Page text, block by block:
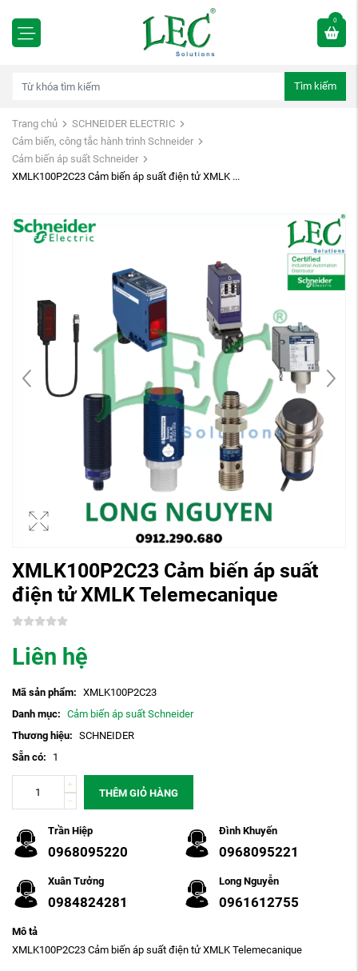
0
Tìm kiếm
Trang chủ
SCHNEIDER ELECTRIC
Cảm biến, công tắc hành trình Schneider
Cảm biến áp suất Schneider
XMLK100P2C23 Cảm biến áp suất điện tử XMLK ...
XMLK100P2C23 Cảm biến áp suất
điện tử XMLK Telemecanique
Liên hệ
Mã sản phẩm: XMLK100P2C23
Danh mục: Cảm biến áp suất Schneider
Thương hiệu: SCHNEIDER
Sẵn có:
1
THÊM GIỎ HÀNG
Trần Hiệp
0968095220
Đình Khuyến
0968095221
Xuân Tưởng
0984824281
Long Nguyễn
0961612755
Mô tả
XMLK100P2C23 Cảm biến áp suất điện tử XMLK Telemecanique